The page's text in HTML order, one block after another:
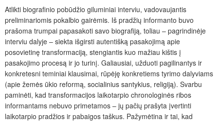
Atlikti biografinio pobūdžio giluminiai interviu, vadovaujantis
preliminariomis pokalbio gairėmis. Iš pradžių informanto buvo
prašoma trumpai papasakoti savo biografiją, toliau – pagrindinėje
interviu dalyje – siekta išgirsti autentišką pasakojimą apie
posovietinę transformaciją, stengiantis kuo mažiau kištis į
pasakojimo procesą ir jo turinį. Galiausiai, užduoti pagilinantys ir
konkretesni teminiai klausimai, rūpėję konkretiems tyrimo dalyviams
(apie žemės ūkio reformą, socialinius santykius, religiją). Svarbu
paminėti, kad transformacijos laikotarpio chronologinės ribos
informantams nebuvo primetamos – jų pačių prašyta įvertinti
laikotarpio pradžios ir pabaigos taškus. Pažymėtina ir tai, kad